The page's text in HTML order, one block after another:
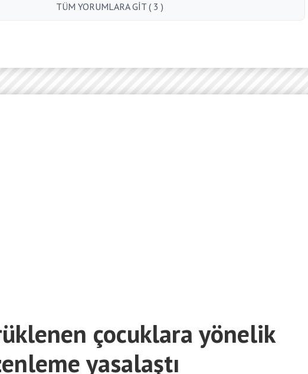
TÜM YORUMLARA GİT ( 3 )
çocuklara yönelik
yasalaştı